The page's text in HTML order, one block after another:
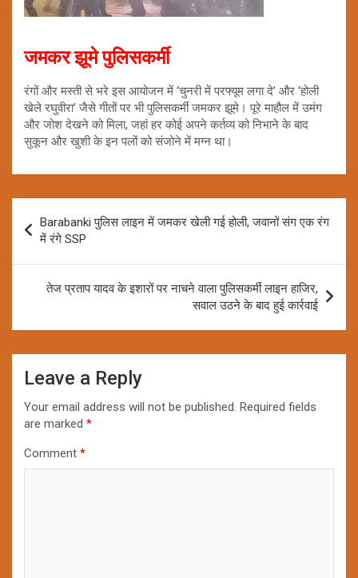
जमकर झूमे पुलिसकर्मी
रंगों और मस्ती से भरे इस आयोजन में ‘चुनरी में परफ्यूम लगा दे’ और ‘होली
खेले रघुवीरा’ जैसे गीतों पर भी पुलिसकर्मी जमकर झूमे। पूरे माहौल में उमंग
और जोश देखने को मिला, जहां हर कोई अपने कर्तव्य को निभाने के बाद
सुकून और खुशी के इन पलों को संजोने में मग्न था।
navigation
Barabanki पुलिस लाइन में जमकर खेली गई होली, जवानों संग एक रंग
में रंगे SSP
तेज प्रताप यादव के इशारों पर नाचने वाला पुलिसकर्मी लाइन हाजिर,
सवाल उठने के बाद हुई कार्रवाई
Leave a Reply
Your email address will not be published. Required fields
are marked *
Comment *